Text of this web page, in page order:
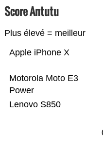
Score Antutu
Plus élevé = meilleur
Lenovo S850
Motorola Moto E3
Power
Apple iPhone X